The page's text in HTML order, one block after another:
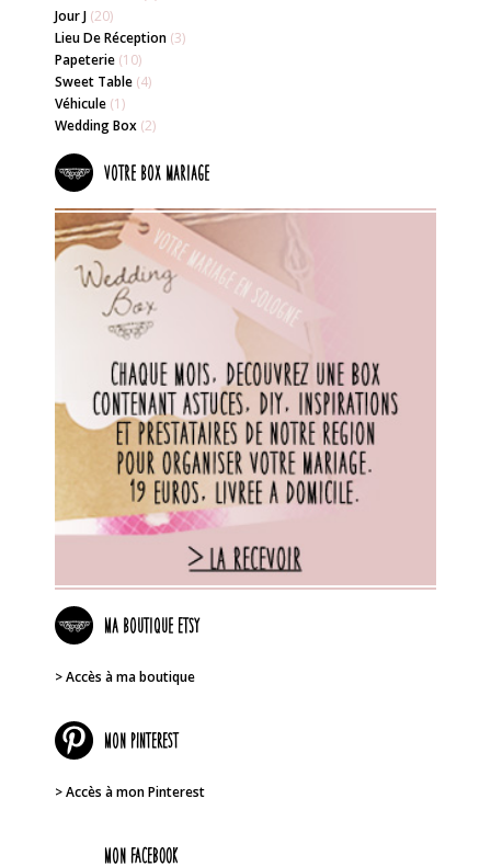
Jour J(20)
Lieu De Réception(3)
Papeterie(10)
Sweet Table(4)
Véhicule(1)
Wedding Box(2)
Votre box mariage
Ma boutique Etsy
> Accès à ma boutique
Mon PINTEREST
> Accès à mon Pinterest
Mon FACEBOOK